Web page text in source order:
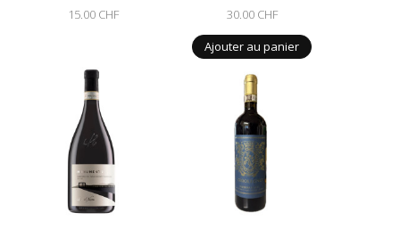
15.00 CHF
30.00 CHF
Ajouter au panier